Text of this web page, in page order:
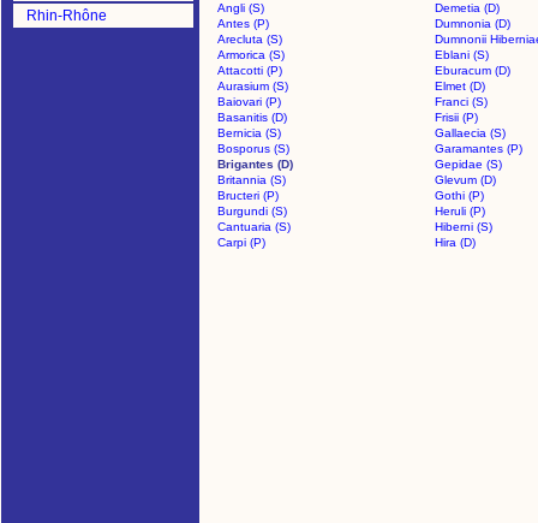
Rhin-Rhône
Angli (S)
Demetia (D)
Antes (P)
Dumnonia (D)
Arecluta (S)
Dumnonii
Armorica (S)
Eblani (S)
Attacotti (P)
Eburacum (D)
Aurasium (S)
Elmet (D)
Baiovari (P)
Franci (S)
Basanitis (D)
Frisii (P)
Bernicia (S)
Gallaecia (S)
Bosporus (S)
Garamantes (P)
Brigantes (D)
Gepidae (S)
Britannia (S)
Glevum (D)
Bructeri (P)
Gothi (P)
Burgundi (S)
Heruli (P)
Cantuaria (S)
Hiberni (S)
Carpi (P)
Hira (D)